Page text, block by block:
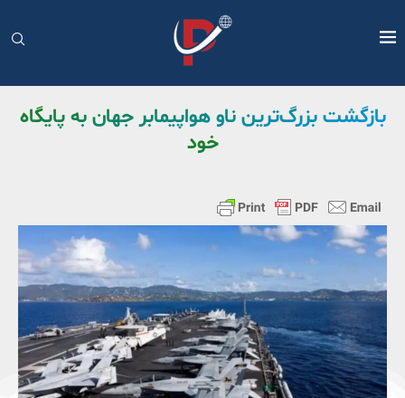
بازگشت بزرگ‌ترین ناو هواپیمابر جهان به پایگاه
خود